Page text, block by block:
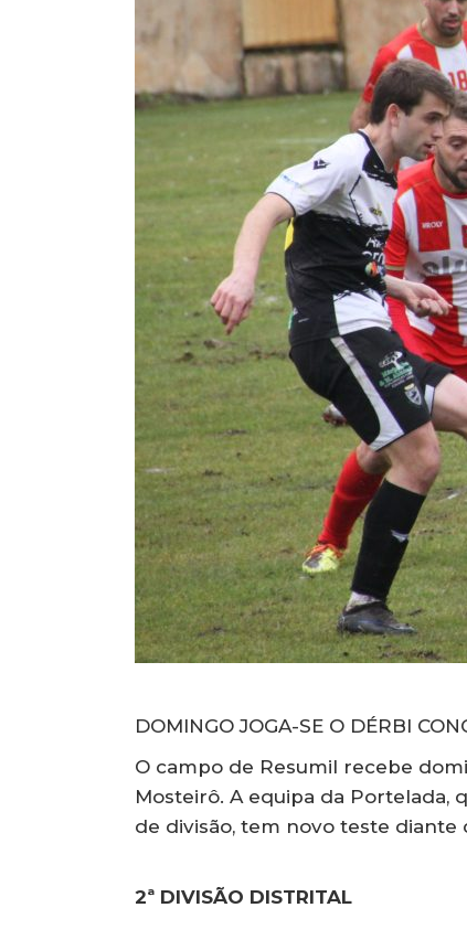
DOMINGO JOGA-SE O DÉRBI
O campo de Resumil recebe
Mosteirô. A equipa da
de divisão, tem novo teste diante
2ª DIVISÃO DISTRITAL